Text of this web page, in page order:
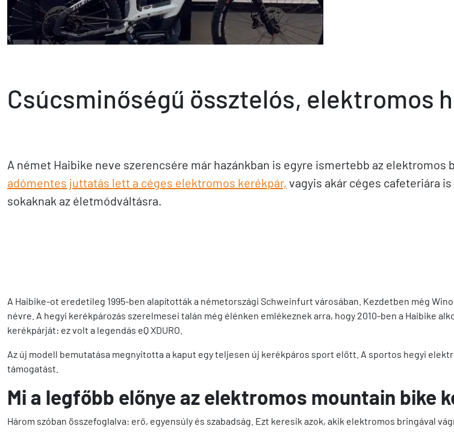
Csúcsminőségű össztelós, elektromos
A német Haibike neve szerencsére már hazánkban is egyre ismertebb az elektromos
adómentes juttatás lett a céges elektromos kerékpár, vagyis akár céges cafeteriára
sokaknak az életmódváltásra.
A Haibike-ot eredetileg 1995-ben alapították a németországi Schweinfurt városában. Kezdetben még
névre. A hegyi kerékpározás szerelmesei talán még élénken emlékeznek arra, hogy 2010-ben a Haibike
kerékpárját: ez volt a legendás eQ XDURO.
Az új modell bemutatása megnyitotta a kaput egy teljesen új kerékpáros sport előtt. A sportos hegyi
támogatást.
Mi a legfőbb előnye az elektromos mountain bike
Három szóban összefoglalva: erő, egyensúly és szabadság. Ezt keresik azok, akik elektromos bringával